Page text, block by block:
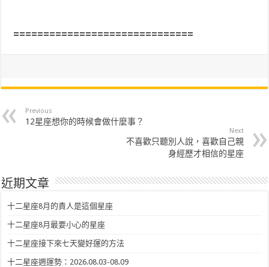
==============================
Previous
12星座想你的時候會做什麼事？
Next
不喜歡只聽別人說，喜歡自己親
身經歷才相信的星座
近期文章
十二星座8月的貴人是這個星座
十二星座8月最要小心的星座
十二星座接下來七天變好運的方法
十二星座週運勢：2026.08.03-08.09